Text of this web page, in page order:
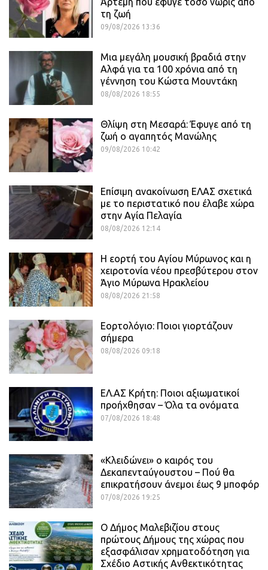
τη ζωή
09/08/2026 13:36
Μια μεγάλη μουσική βραδιά στην
Αλφά για τα 100 χρόνια από τη
γέννηση του Κώστα Μουντάκη
08/08/2026 18:55
Θλίψη στη Μεσαρά: Έφυγε από τη
ζωή ο αγαπητός Μανώλης
09/08/2026 10:42
Επίσιμη ανακοίνωση ΕΛΑΣ σχετικά
με το περιστατικό που έλαβε χώρα
στην Αγία Πελαγία
08/08/2026 12:14
Η εορτή του Αγίου Μύρωνος και η
χειροτονία νέου πρεσβύτερου στον
Άγιο Μύρωνα Ηρακλείου
08/08/2026 21:58
Εορτολόγιο: Ποιοι γιορτάζουν
σήμερα
08/08/2026 09:18
ΕΛ.ΑΣ Κρήτη: Ποιοι αξιωματικοί
προήχθησαν – Όλα τα ονόματα
07/08/2026 18:48
«Κλειδώνει» ο καιρός του
Δεκαπενταύγουστου – Πού θα
επικρατήσουν άνεμοι έως 9 μποφόρ
07/08/2026 19:25
Ο Δήμος Μαλεβιζίου στους
πρώτους Δήμους της χώρας που
εξασφάλισαν χρηματοδότηση για
Σχέδιο Αστικής Ανθεκτικότητας